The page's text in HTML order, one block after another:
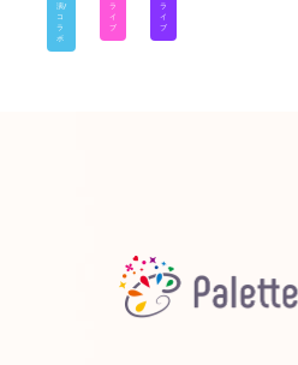
演/
コ
ラ
ボ
ラ
イ
ブ
ラ
イ
ブ